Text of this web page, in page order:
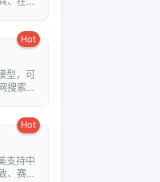
Hot
型，可
搜索并
Hot
支持中
、赛博